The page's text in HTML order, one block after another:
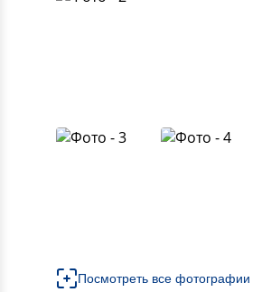
Посмотреть все фотографии